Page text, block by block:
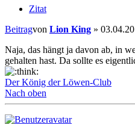
Zitat
Beitragvon Lion King »
Naja, das hängt ja davon ab, in
gehalten hast. Da sollte es
Der König der Löwen-Club
Nach oben